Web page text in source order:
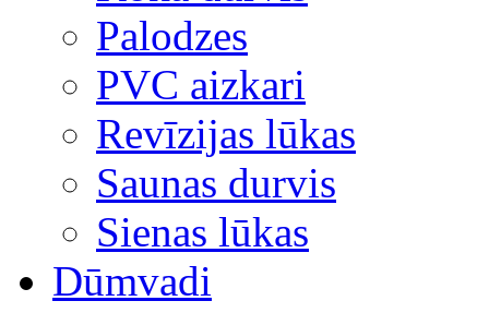
Palodzes
PVC aizkari
Revīzijas lūkas
Saunas durvis
Sienas lūkas
Dūmvadi